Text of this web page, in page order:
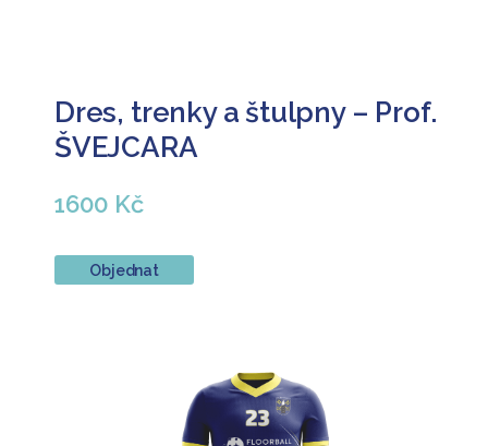
Dres, trenky a štulpny – Prof.
ŠVEJCARA
1600 Kč
Objednat